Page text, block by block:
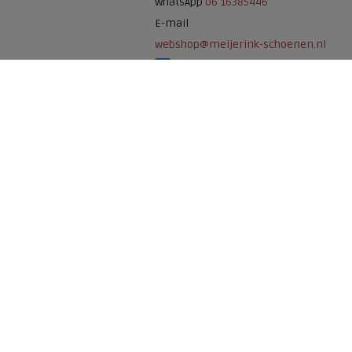
E-mail
webshop@meijerink-schoenen.nl